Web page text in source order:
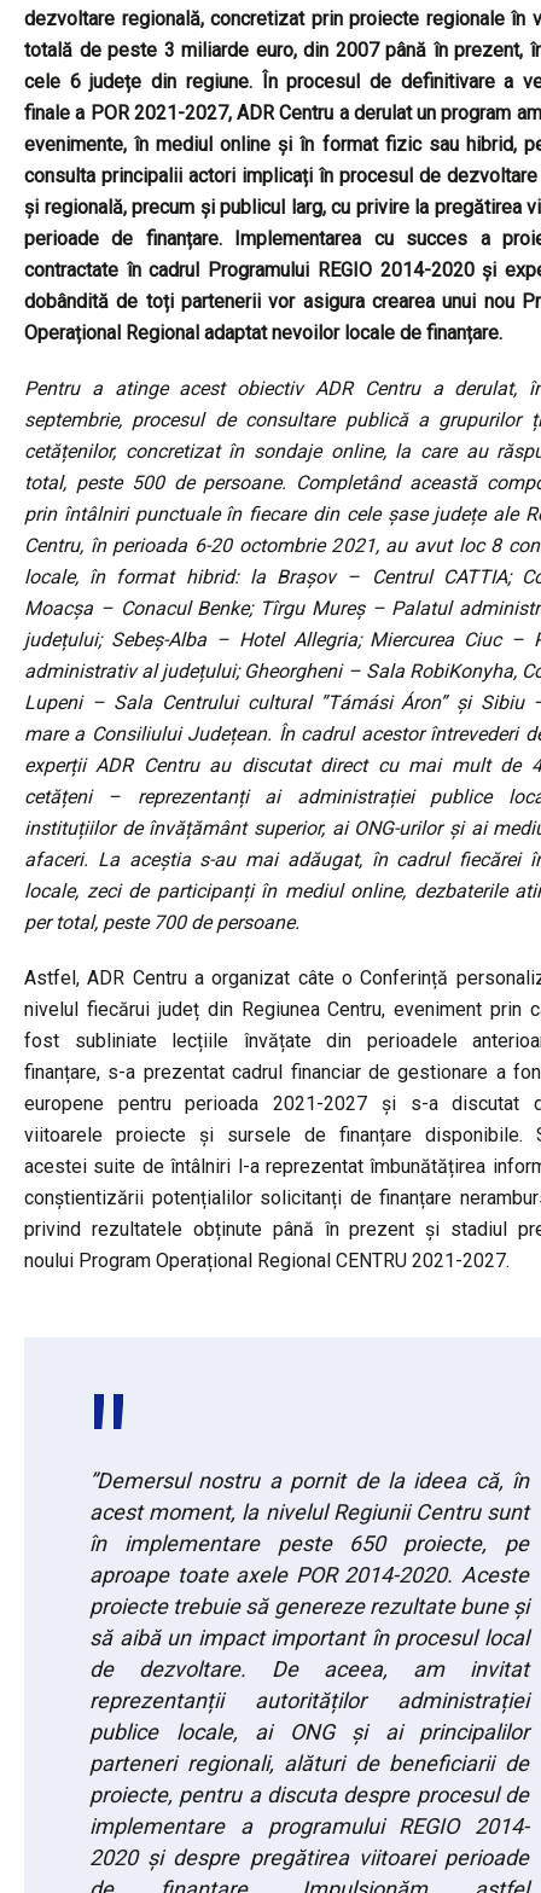
dezvoltare regională, concretizat prin proiecte regionale în
totală de peste 3 miliarde euro, din 2007 până în prezent,
cele 6 județe din regiune. În procesul de definitivare a
finale a POR 2021-2027, ADR Centru a derulat un program
evenimente, în mediul online și în format fizic sau hibrid,
consulta principalii actori implicați în procesul de
și regională, precum și publicul larg, cu privire la pregătirea
perioade de finanțare. Implementarea cu succes a
contractate în cadrul Programului REGIO 2014-2020 și
dobândită de toți partenerii vor asigura crearea unui nou
Operațional Regional adaptat nevoilor locale de finanțare.
Pentru a atinge acest obiectiv ADR Centru a derulat,
septembrie, procesul de consultare publică a grupurilor
cetățenilor, concretizat în sondaje online, la care au
total, peste 500 de persoane. Completând această
prin întâlniri punctuale în fiecare din cele șase județe ale
Centru, în perioada 6-20 octombrie 2021, au avut loc 8
locale, în format hibrid: la Brașov – Centrul CATTIA;
Moacșa – Conacul Benke; Tîrgu Mureș – Palatul
județului; Sebeș-Alba – Hotel Allegria; Miercurea Ciuc –
administrativ al județului; Gheorgheni – Sala RobiKonyha,
Lupeni – Sala Centrului cultural ”Támási Áron” și Sibiu
mare a Consiliului Județean. În cadrul acestor întrevederi
experții ADR Centru au discutat direct cu mai mult de
cetățeni – reprezentanți ai administrației publice
instituțiilor de învățământ superior, ai ONG-urilor și ai
afaceri. La aceștia s-au mai adăugat, în cadrul fiecărei
locale, zeci de participanți în mediul online, dezbaterile
per total, peste 700 de persoane.
Astfel, ADR Centru a organizat câte o Conferință
nivelul fiecărui județ din Regiunea Centru, eveniment prin
fost subliniate lecțiile învățate din perioadele
finanțare, s-a prezentat cadrul financiar de gestionare a
europene pentru perioada 2021-2027 și s-a discutat
viitoarele proiecte și sursele de finanțare disponibile.
acestei suite de întâlniri l-a reprezentat îmbunătățirea
conștientizării potențialilor solicitanți de finanțare
privind rezultatele obținute până în prezent și stadiul
noului Program Operațional Regional CENTRU 2021-2027.
”Demersul nostru a pornit de la ideea că, în
acest moment, la nivelul Regiunii Centru sunt
în implementare peste 650 proiecte, pe
aproape toate axele POR 2014-2020. Aceste
proiecte trebuie să genereze rezultate bune și
să aibă un impact important în procesul local
de dezvoltare. De aceea, am invitat
reprezentanții autorităților administrației
publice locale, ai ONG și ai principalilor
parteneri regionali, alături de beneficiarii de
proiecte, pentru a discuta despre procesul de
implementare a programului REGIO 2014-
2020 și despre pregătirea viitoarei perioade